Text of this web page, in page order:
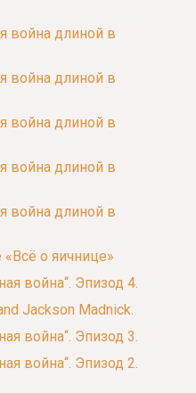
война длиной в
война длиной в
война длиной в
война длиной в
война длиной в
о яичнице»
война“. Эпизод 4.
Jackson Madnick.
война“. Эпизод 3.
война“. Эпизод 2.